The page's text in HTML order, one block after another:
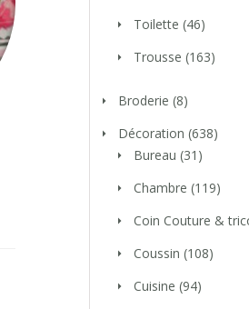
Toilette (46)
Trousse (163)
Broderie (8)
Décoration (638)
Bureau (31)
Chambre (119)
Coin Couture &
Coussin (108)
Cuisine (94)